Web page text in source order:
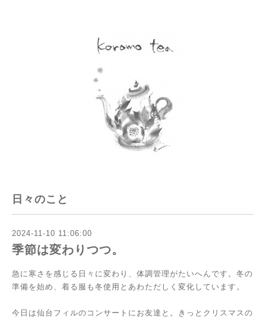
日々のこと
2024-11-10 11:06:00
季節は変わりつつ。
急に寒さを感じる日々に変わり、体調管理がたいへんです。冬の
準備を始め、着る服も冬使用とあわただしく変化しています。
今日は仙台フィルのコンサートにお友達と。きっとクリスマスの